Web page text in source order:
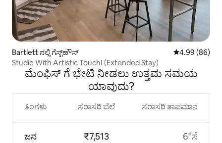
Bartlett ನಲ್ಲಿ ಗೆಸ್ಟ್‌ಹೌಸ್ 5 ರಲ್ಲಿ 4.99
4.99 (86)
Studio With Artistic Touch! (Extended Stay)
ಮೆಂಫಿಸ್ ಗೆ ಭೇಟಿ ನೀಡಲು ಉತ್ತಮ ಸಮಯ
ಯಾವುದು?
ತಿಂಗಳು
ಜನ
ಸರಾಸರಿ ಬೆಲೆ
₹7,513
ಸರಾಸರಿ ತಾಪಮಾನ
6°ಸೆ